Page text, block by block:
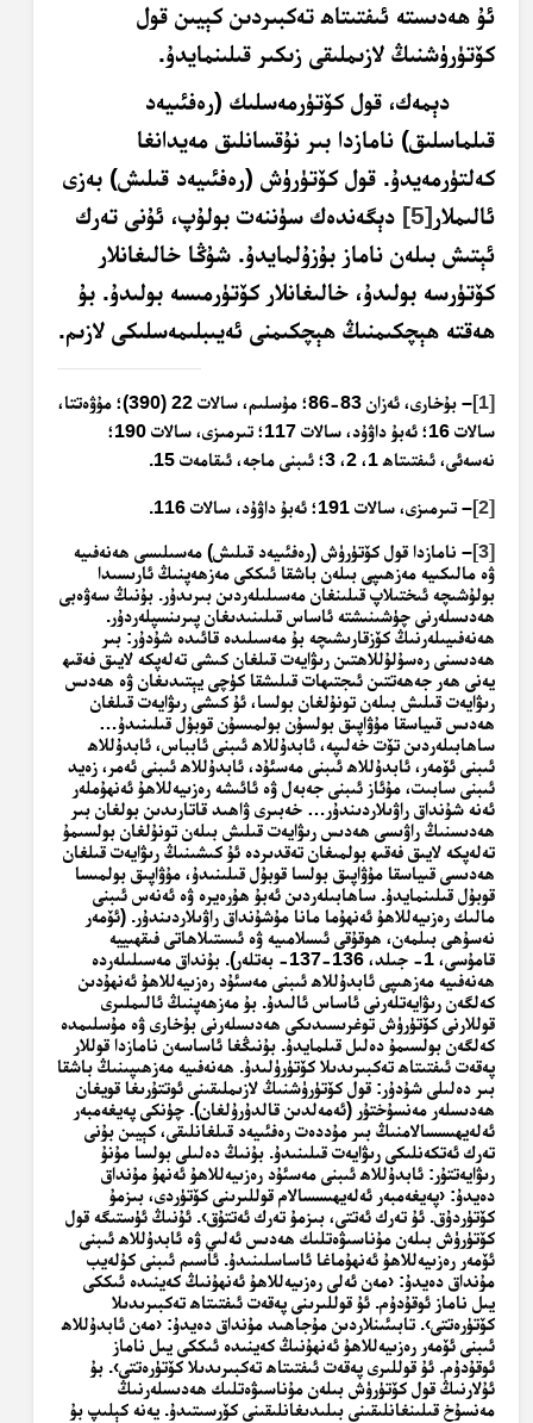
ئۇ ھەدىستە ئىفتىتاھ تەكبىردىن كېيىن قول
كۆتۈرۈشنىڭ لازىملىقى زىكىر قىلىنمايدۇ.
دېمەك، قول كۆتۈرمەسلىك (رەفئىيەد
قىلماسلىق) نامازدا بىر نۇقسانلىق مەيدانغا
كەلتۈرمەيدۇ. قول كۆتۈرۈش (رەفئىيەد قىلىش) بەزى
ئالىملار[5] دېگەندەك سۈننەت بولۇپ، ئۇنى تەرك
ئېتىش بىلەن ناماز بۇزۇلمايدۇ. شۇڭا خالىغانلار
كۆتۈرسە بولىدۇ، خالىغانلار كۆتۈرمىسە بولىدۇ. بۇ
ھەقتە ھېچكىمنىڭ ھېچكىمنى ئەيىبلىمەسلىكى لازىم.
[1]
– بۇخارى، ئەزان 83-86؛ مۇسلىم، سالات 22 (390)؛ مۇۋەتتا،
سالات 16؛ ئەبۇ داۋۇد، سالات 117؛ تىرمىزى، سالات 190؛
نەسەئى، ئىفتىتاھ 1، 2، 3؛ ئىبنى ماجە، ئىقامەت 15.
[2]– تىرمىزى، سالات 191؛ ئەبۇ داۋۇد، سالات 116.
[3]– نامازدا قول كۆتۈرۈش (رەفئىيەد قىلىش) مەسىلىسى ھەنەفىيە
ۋە مالىكىيە مەزھىپى بىلەن باشقا ئىككى مەزھەپنىڭ ئارىسىدا
بولۇشىچە ئىختىلاپ قىلىنغان مەسىلىلەردىن بىرىدۇر. بۇنىڭ سەۋەبى
ھەدىسلەرنى چۈشىنىشتە ئاساس قىلىنىدىغان پىرىنسپلەردۇر.
ھەنەفىيىلەرنىڭ كۆزقارىشىچە بۇ مەسىلىدە قائىدە شۇدۇر: بىر
ھەدىسنى رەسۇلۇللاھتىن رىۋايەت قىلغان كىشى تەلەپكە لايىق فەقىھ
يەنى ھەر جەھەتتىنئىجتىھاتقىلىشقا كۈچى يېتىدىغان ۋە ھەدىس
رىۋايەت قىلىش بىلەن تونۇلغان بولسا، ئۇ كىشى رىۋايەت قىلغان
ھەدىس قىياسقا مۇۋاپىق بولسۇن بولمىسۇن قوبۇل قىلىنىدۇ…
ساھابىلەردىن تۆت خەلىپە، ئابدۇللاھ ئىبنى ئابباس، ئابدۇللاھ
ئىبنى ئۆمەر، ئابدۇللاھ ئىبنى مەسئۇد، ئابدۇللاھ ئىبنى ئەمر، زەيد
ئىبنى سابىت، مۇئاز ئىبنى جەبەل ۋە ئائىشە رەزىيەللاھۇ ئەنھۇملەر
ئەنە شۇنداق راۋىلاردىندۇر… خەبىرى ۋاھىد قاتارىدىن بولغان بىر
ھەدىسنىڭ راۋىسى ھەدىس رىۋايەت قىلىش بىلەن تونۇلغان بولسىمۇ
تەلەپكە لايىق فەقىھ بولمىغان تەقدىردە ئۇ كىشىنىڭ رىۋايەت قىلغان
ھەدىسى قىياسقا مۇۋاپىق بولسا قوبۇل قىلىنىدۇ، مۇۋاپىق بولمىسا
قوبۇل قىلىنمايدۇ. ساھابىلەردىن ئەبۇ ھۇرەيرە ۋە ئەنەس ئىبنى
مالىك رەزىيەللاھۇ ئەنھۇما مانا مۇشۇنداق راۋىلاردىندۇر. (ئۆمەر
نەسۇھى بىلمەن، ھوقۇقى ئىسلامىيە ۋە ئىستىلاھاتى فىقھىييە
قامۇسى، 1- جىلد، 136-137- بەتلەر).
بۇنداق مەسىلىلەردە
ھەنەفىيە مەزھىپى ئابدۇللاھ ئىبنى مەسئۇد رەزىيەللاھۇ ئەنھۇدىن
كەلگەن رىۋايەتلەرنى ئاساس ئالىدۇ. بۇ مەزھەپنىڭ ئالىملىرى
قوللارنى كۆتۈرۈش توغرىسىدىكى ھەدىسلەرنى بۇخارى ۋە مۇسلىمدە
كەلگەن بولسىمۇ دەلىل قىلمايدۇ. بۇنىڭغا ئاساسەن نامازدا قوللار
پەقەت ئىفتىتاھ تەكبىرىدىلا كۆتۈرۈلىدۇ. ھەنەفىيە مەزھىپىنىڭ باشقا
بىر دەلىلى شۇدۇر: قول كۆتۈرۈشنىڭ لازىملىقىنى ئوتتۇرىغا قويغان
ھەدىسلەر مەنسۇختۇر (ئەمەلدىن قالدۇرۇلغان). چۈنكى پەيغەمبەر
ئەلەيھىسسالامنىڭ بىر مۇددەت رەفئىيەد قىلغانلىقى، كېيىن بۇنى
تەرك ئەتكەنلىكى رىۋايەت قىلىنىدۇ. بۇنىڭ دەلىلى بولسا مۇنۇ
رىۋايەتتۇر: ئابدۇللاھ ئىبنى مەسئۇد رەزىيەللاھۇ ئەنھۇ مۇنداق
دەيدۇ: ‹پەيغەمبەر ئەلەيھىسسالام قوللىرىنى كۆتۈردى، بىزمۇ
كۆتۈردۇق. ئۇ تەرك ئەتتى، بىزمۇ تەرك ئەتتۇق›. ئۇنىڭ ئۈستىگە قول
كۆتۈرۈش بىلەن مۇناسىۋەتلىك ھەدىس ئەلىي ۋە ئابدۇللاھ ئىبنى
ئۆمەر رەزىيەللاھۇ ئەنھۇماغا ئاساسلىنىدۇ. ئاسىم ئىبنى كۇلەيب
مۇنداق دەيدۇ: ‹مەن ئەلى رەزىيەللاھۇ ئەنھۇنىڭ كەينىدە ئىككى
يىل ناماز ئوقۇدۇم. ئۇ قوللىرىنى پەقەت ئىفتىتاھ تەكبىرىدىلا
كۆتۈرەتتى›. تابىئىنلاردىن مۇجاھىد مۇنداق دەيدۇ: ‹مەن ئابدۇللاھ
ئىبنى ئۆمەر رەزىيەللاھۇ ئەنھۇنىڭ كەينىدە ئىككى يىل ناماز
ئوقۇدۇم. ئۇ قوللىرى پەقەت ئىفتىتاھ تەكبىرىدىلا كۆتۈرەتتى›. بۇ
ئۇلارنىڭ قول كۆتۈرۈش بىلەن مۇناسىۋەتلىك ھەدىسلەرنىڭ
مەنسۇخ قىلىنغانلىقىنى بىلىدىغانلىقىنى كۆرسىتىدۇ. يەنە كېلىپ بۇ